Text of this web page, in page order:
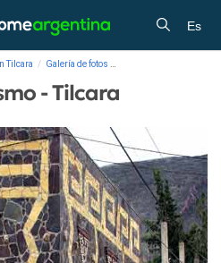
Es
Tilcara Galería de fotos
- Tilcara